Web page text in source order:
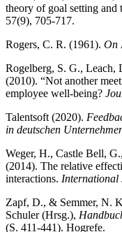
theory of goal setting and
57(9), 705-717.
Rogers, C. R. (1961). On
Rogelberg, S. G., Leach,
(2010). “Not another
employee well-being?
Talentsoft (2020).
in deutschen
Weger, H., Castle Bell,
(2014). The relative
interactions. International
Zapf, D., & Semmer, N.
Schuler (Hrsg.),
(S. 411-441). Hogrefe.